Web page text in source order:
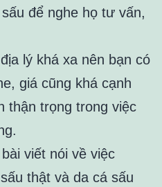
để nghe họ tư vấn,
lý khá xa nên bạn có
giá cũng khá cạnh
thận trọng trong việc
viết nói về việc
thật và da cá sấu